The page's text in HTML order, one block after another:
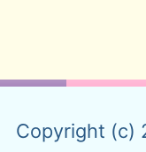
Copyright (c)